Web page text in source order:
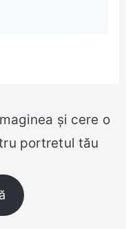
și cere o
portretul tău